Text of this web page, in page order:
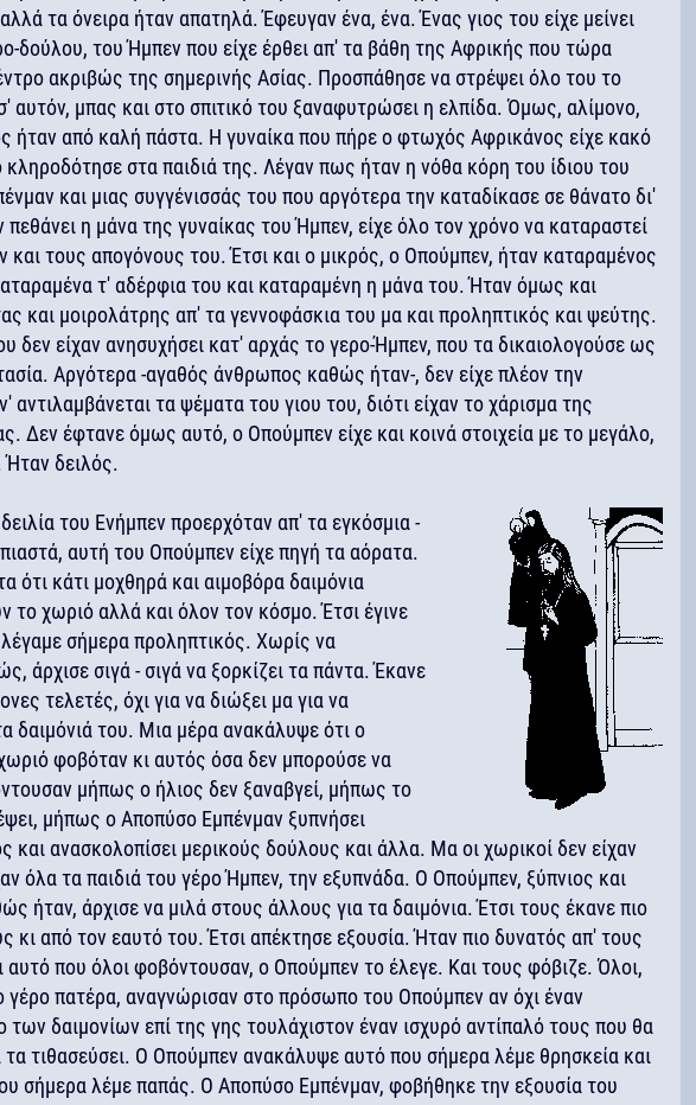
τα όνειρα ήταν απατηλά. Έφευγαν ένα, ένα. Ένας γιος του είχε μείνει
δούλου, του Ήμπεν που είχε έρθει απ' τα βάθη της Αφρικής που τώρα
ακριβώς της σημερινής Ασίας. Προσπάθησε να στρέψει όλο του το
αυτόν, μπας και στο σπιτικό του ξαναφυτρώσει η ελπίδα. Όμως, αλίμονο,
ήταν από καλή πάστα. Η γυναίκα που πήρε ο φτωχός Αφρικάνος είχε κακό
κληροδότησε στα παιδιά της. Λέγαν πως ήταν η νόθα κόρη του ίδιου του
και μιας συγγένισσάς του που αργότερα την καταδίκασε σε θάνατο δι'
πεθάνει η μάνα της γυναίκας του Ήμπεν, είχε όλο τον χρόνο να καταραστεί
και τους απογόνους του. Έτσι και ο μικρός, ο Οπούμπεν, ήταν καταραμένος
τ' αδέρφια του και καταραμένη η μάνα του. Ήταν όμως και
και μοιρολάτρης απ' τα γεννοφάσκια του μα και προληπτικός και ψεύτης.
δεν είχαν ανησυχήσει κατ' αρχάς το γερο-Ήμπεν, που τα δικαιολογούσε ως
Αργότερα -αγαθός άνθρωπος καθώς ήταν-, δεν είχε πλέον την
αντιλαμβάνεται τα ψέματα του γιου του, διότι είχαν το χάρισμα της
Δεν έφτανε όμως αυτό, ο Οπούμπεν είχε και κοινά στοιχεία με το μεγάλο,
Ήταν δειλός.
του Ενήμπεν προερχόταν απ' τα εγκόσμια -
αυτή του Οπούμπεν είχε πηγή τα αόρατα.
ότι κάτι μοχθηρά και αιμοβόρα δαιμόνια
το χωριό αλλά και όλον τον κόσμο. Έτσι έγινε
σήμερα προληπτικός. Χωρίς να
άρχισε σιγά - σιγά να ξορκίζει τα πάντα. Έκανε
τελετές, όχι για να διώξει μα για να
δαιμόνιά του. Μια μέρα ανακάλυψε ότι ο
φοβόταν κι αυτός όσα δεν μπορούσε να
μήπως ο ήλιος δεν ξαναβγεί, μήπως το
μήπως ο Αποπύσο Εμπένμαν ξυπνήσει
και ανασκολοπίσει μερικούς δούλους και άλλα. Μα οι χωρικοί δεν είχαν
όλα τα παιδιά του γέρο Ήμπεν, την εξυπνάδα. Ο Οπούμπεν, ξύπνιος και
ήταν, άρχισε να μιλά στους άλλους για τα δαιμόνια. Έτσι τους έκανε πιο
κι από τον εαυτό του. Έτσι απέκτησε εξουσία. Ήταν πιο δυνατός απ' τους
αυτό που όλοι φοβόντουσαν, ο Οπούμπεν το έλεγε. Και τους φόβιζε. Όλοι,
γέρο πατέρα, αναγνώρισαν στο πρόσωπο του Οπούμπεν αν όχι έναν
των δαιμονίων επί της γης τουλάχιστον έναν ισχυρό αντίπαλό τους που θα
τιθασεύσει. Ο Οπούμπεν ανακάλυψε αυτό που σήμερα λέμε θρησκεία και
σήμερα λέμε παπάς. Ο Αποπύσο Εμπένμαν, φοβήθηκε την εξουσία του